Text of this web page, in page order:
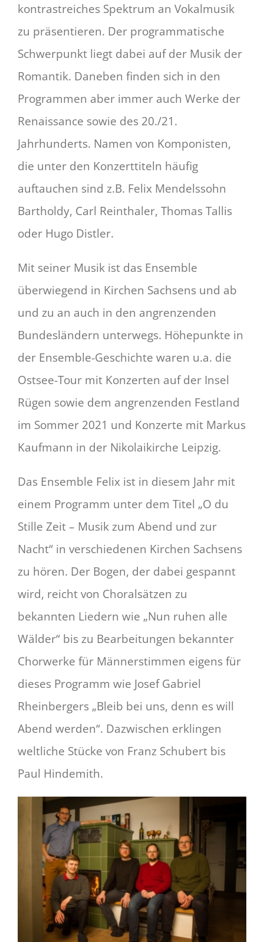
kontrastreiches Spektrum an Vokalmusik
zu präsentieren. Der programmatische
Schwerpunkt liegt dabei auf der Musik der
Romantik. Daneben finden sich in den
Programmen aber immer auch Werke der
Renaissance sowie des 20./21.
Jahrhunderts. Namen von Komponisten,
die unter den Konzerttiteln häufig
auftauchen sind z.B. Felix Mendelssohn
Bartholdy, Carl Reinthaler, Thomas Tallis
oder Hugo Distler.
Mit seiner Musik ist das Ensemble
überwiegend in Kirchen Sachsens und ab
und zu an auch in den angrenzenden
Bundesländern unterwegs. Höhepunkte in
der Ensemble-Geschichte waren u.a. die
Ostsee-Tour mit Konzerten auf der Insel
Rügen sowie dem angrenzenden Festland
im Sommer 2021 und Konzerte mit Markus
Kaufmann in der Nikolaikirche Leipzig.
Das Ensemble Felix ist in diesem Jahr mit
einem Programm unter dem Titel „O du
Stille Zeit – Musik zum Abend und zur
Nacht“ in verschiedenen Kirchen Sachsens
zu hören. Der Bogen, der dabei gespannt
wird, reicht von Choralsätzen zu
bekannten Liedern wie „Nun ruhen alle
Wälder“ bis zu Bearbeitungen bekannter
Chorwerke für Männerstimmen eigens für
dieses Programm wie Josef Gabriel
Rheinbergers „Bleib bei uns, denn es will
Abend werden“. Dazwischen erklingen
weltliche Stücke von Franz Schubert bis
Paul Hindemith.